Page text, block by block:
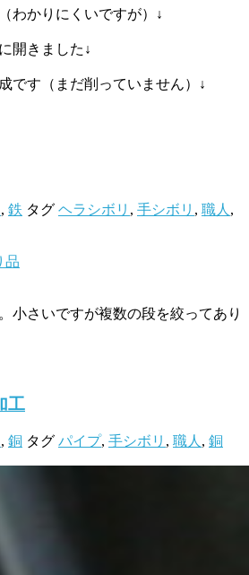
わかりにくいですが）↓
開きました↓
です（まだ削っていません）↓
, 鉄 タグ ヘラシボリ , 手シボリ , 職人 ,
小さいですが複数の段を絞ってあり
工
, 銅 タグ パイプ, 手シボリ , 職人 , 銅